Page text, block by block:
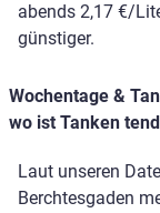
abends 2,17 €/
günstiger.
Wochentage &
wo ist Tanken
Laut unseren
Berchtesgaden